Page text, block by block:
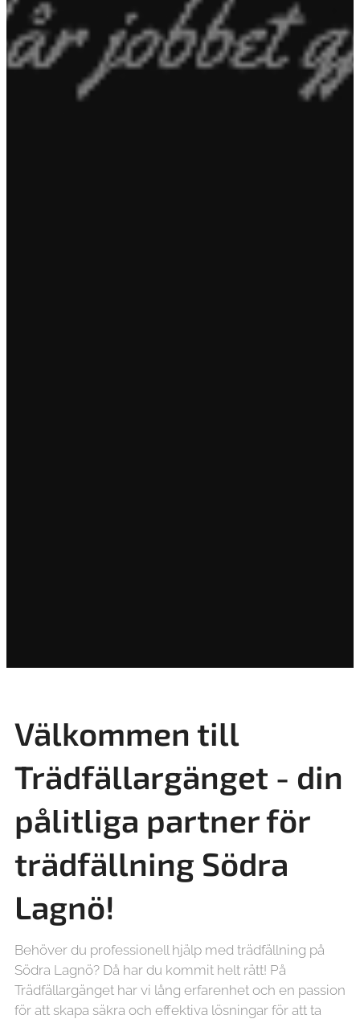
Välkommen till
Trädfällargänget - din
pålitliga partner för
trädfällning Södra
Lagnö!
Behöver du professionell hjälp med trädfällning på
Södra Lagnö? Då har du kommit helt rätt! På
Trädfällargänget har vi lång erfarenhet och en passion
för att skapa säkra och effektiva lösningar för att ta